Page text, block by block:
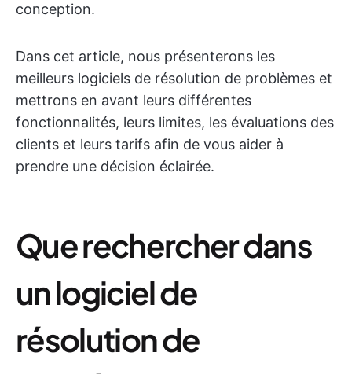
conception.
Dans cet article, nous présenterons les
meilleurs logiciels de résolution de problèmes et
mettrons en avant leurs différentes
fonctionnalités, leurs limites, les évaluations des
clients et leurs tarifs afin de vous aider à
prendre une décision éclairée.
Que rechercher dans
un logiciel de
résolution de